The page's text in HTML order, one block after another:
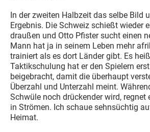
In der zweiten Halbzeit das selbe Bild
Ergebnis. Die Schweiz schießt wieder
draußen und Otto Pfister sucht einen
Mann hat ja in seinem Leben mehr
trainiert als es dort Länder gibt. Es
Taktikschulung hat er den Spielern
beigebracht, damit die überhaupt
Überzahl und Unterzahl meint.
Schwüle noch drückender wird, regnet
in Strömen. Ich schaue sehnsüchtig
Heimat.